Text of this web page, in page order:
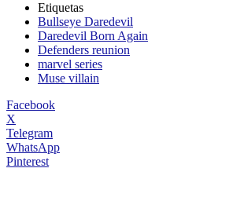
Etiquetas
Bullseye Daredevil
Daredevil Born Again
Defenders reunion
marvel series
Muse villain
Facebook
X
Telegram
WhatsApp
Pinterest